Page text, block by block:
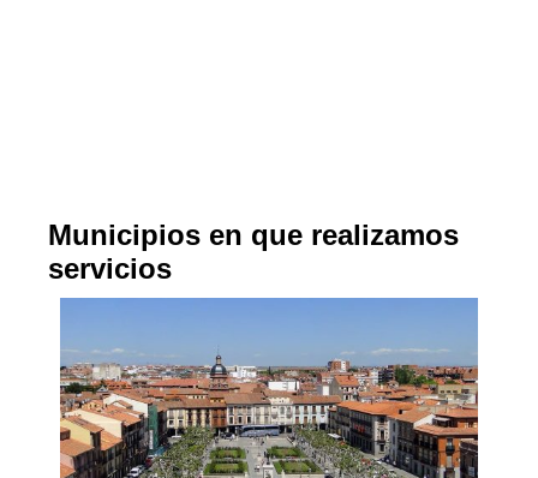
Municipios en que realizamos
servicios